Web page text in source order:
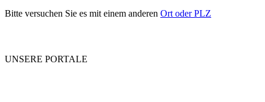
Bitte versuchen Sie es mit einem anderen Ort oder PLZ
UNSERE PORTALE